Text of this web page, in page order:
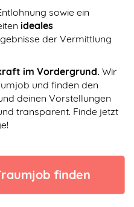
sowie ein
ideales
der Vermittlung
im Vordergrund. Wir
und finden den
deinen Vorstellungen
transparent. Finde jetzt
finden